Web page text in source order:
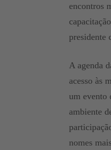
encontros
presidente
A agenda
acesso às
um evento
ambiente
nomes